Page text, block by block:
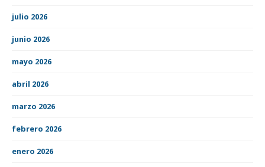
julio 2026
junio 2026
mayo 2026
abril 2026
marzo 2026
febrero 2026
enero 2026